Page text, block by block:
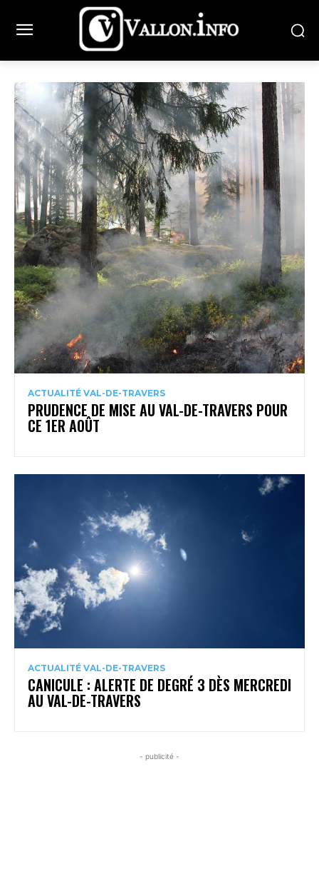
ACTUALITÉ VAL-DE-TRAVERS
PRUDENCE DE MISE AU VAL-DE-TRAVERS POUR
CE 1ER AOÛT
ACTUALITÉ VAL-DE-TRAVERS
CANICULE : ALERTE DE DEGRÉ 3 DÈS MERCREDI
AU VAL-DE-TRAVERS
- publicité -